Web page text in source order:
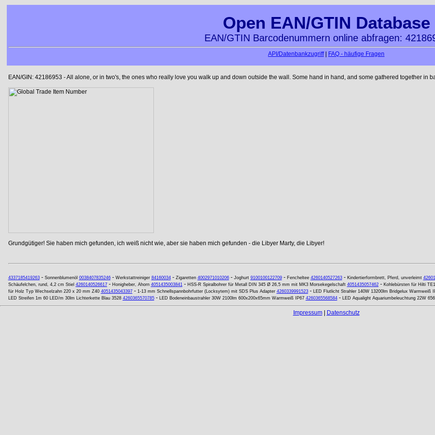
Open EAN/GTIN Database
EAN/GTIN Barcodenummern online abfragen:
API/Datenbankzugriff| FAQ - häufige Fragen
EAN/GIN: 42186953 - All alone, or in two's, the ones who really love you walk up and down outside the wall. Some hand in hand, and some gathered together in
Grundgütiger! Sie haben mich gefunden, ich weiß nicht wie, aber sie haben mich gefunden - die Libyer Marty, die Libyer!
4337185419263- Sonnenblumenöl 0038407835246- Werkstattreiniger 84160034- Zigaretten 4002971010206- Joghurt 9100100122709- Fencheltee 4260140527263- Kindertierformbrett, Pferd, unverleimt
Schäufelchen, rund, 4,2 cm Stiel 4260140526617- Honigheber, Ahorn 4051435003841- HSS-R Spiralbohrer für Metall DIN 345 Ø 26,5 mm mit MK3 Morsekegelschaft 4051435057462- Kohlebürsten für Hilti
für Holz Typ Wechselzahn 220 x 20 mm Z40 4051435043397- 1-13 mm Schnellspannbohrfutter (Locksytem) mit SDS Plus Adapter 4260339991523- LED Flutlicht Strahler 140W 13200lm Bridgelux Warmweiß
LED Streifen 1m 60 LED/m 30lm Lichterkette Blau 3528 4260365570785- LED Bodeneinbaustrahler 30W 2100lm 600x200x65mm Warmweiß IP67 4260365568584- LED Aqualight Aquariumbeleuchtung 22W
Impressum| Datenschutz